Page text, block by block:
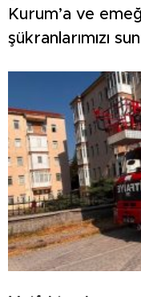
Kurum’a ve
şükranlarımızı